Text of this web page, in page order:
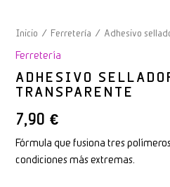
Inicio / Ferretería / Adhesivo
Ferretería
ADHESIVO
TRANSPARENTE
7,90€
Fórmula que fusiona tres
condiciones más extremas.